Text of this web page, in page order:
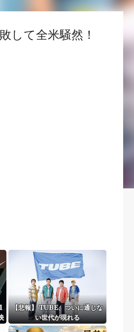
して全米騒然！
【悲報】 TUBE、ついに通じな
い世代が現れる